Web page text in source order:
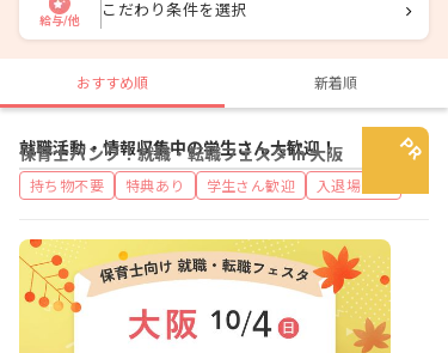
給与/他
こだわり条件を選択
おすすめ順 新着順
保育士バンク！就職・転職フェスタ in 大阪
就職活動・情報収集中の学生さん大歓迎！
持ち物不要 特典あり 学生さん歓迎 入退場自由